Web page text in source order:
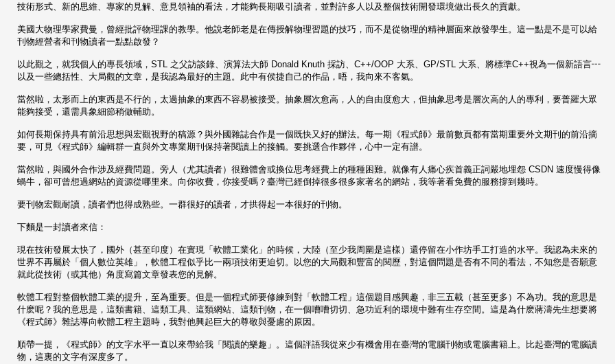
技術形式、新的思維、專家的見解、意見領袖的看法，才能夠長期吸引讀者，並對許多人以及整個技術開發環境做出長久的貢獻。
美國大物理學家費曼，曾經批評物理課的教學。他說老師老是在傳授解物理習題的技巧，而不是從物理的精神層面來啟發學生。這一點是不是可以給
刊物經營者和刊物讀者一點點啟發？
以此觀之，就我個人的專長領域，STL 之父訪談錄、演算法大師 Donald Knuth 採訪、C++/OOP 大系、GP/STL 大系、將標準C++視為一個新語言┅
以及一些總括性、大局觀的文章，是我認為最好的主題。此中有侯捷自己的作品，唔，我向來不客氣。
當然啦，太形而上的東西是不行的，太過抽象的東西不容易被接受。抽象層次愈高，人的自由度愈大，但抽象思考是層次高的人的專利，要普羅大眾
能夠接受，還需具象細節稍做輔助。
如何長期保持具有前沿思想與宏觀視野的稿源？與外國雜誌合作是一個既快又好的辦法。每一期《程式師》最前數頁都有當期重要外文期刊的前沿摘
要，可見《程式師》編輯群一直與外文專業期刊保持著閱讀上的接觸。要挑選合作夥伴，心中一定有譜。
當然啦，與國外合作涉及經費問題。旁人（尤其讀者）很難體會或換位思考經費上的種種困難。就像有人痛心疾首義正詞嚴地埋怨 CSDN 速度慢得像
蝸牛，卻可曾想過網站的資源從哪里來。向你收費，你接受嗎？臺灣已經倒掉很多很多家著名的網站，我等著看免費的服務撐到幾時。
要刊物宏觀耐讀，讀者們也得成熟些。一群很好的讀者，才拱得起一本很好的刊物。
下麵是一封讀者來信：
現在技術發展太快了，國外（甚至印度）在實現「軟體工業化」的時候，大陸（至少我周圍是這樣）還停留在小作坊手工打造的水平。我認為未來的
世界不再屬於「個人數位英雄」，軟體工程似乎比一兩項技術更迫切。以您的大局觀和豐富的閱歷，對這個問題是否有不同的看法，不知您是否願意
就此從技術（或其他）角度寫篇文章發表您的見解。
軟體工程對整個軟體工業的提升，至為重要。但是一個程式師要修練到對「軟體工程」這個題目感興趣，非三五載（甚至更多）不為功。我的意思是
什麽呢？我的意思是，這類書籍、這類工具、這類網站、這類刊物，在一個嘈嘈切切、急功近利的環境中難有生存空間。這是為什麽蔣濤先生想要將
《程式師》雜誌導向軟體工程主題時，我對他興起巨大的尊敬與憂慮的原因。
順帶一提，《程式師》的文字水平一直以來帶給我「閱讀的樂趣」。這個評語我從來少有機會用在臺灣的電腦刊物或電腦書籍上。比起臺灣的電腦讀
物，這裏的文字有深度多了。